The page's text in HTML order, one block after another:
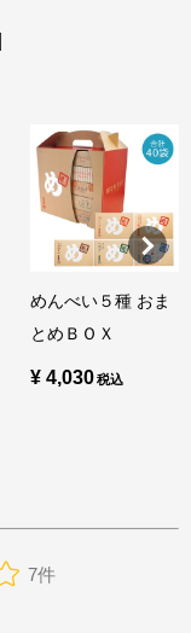
めんべい５種 おま
とめＢＯＸ
¥ 4,030
7件